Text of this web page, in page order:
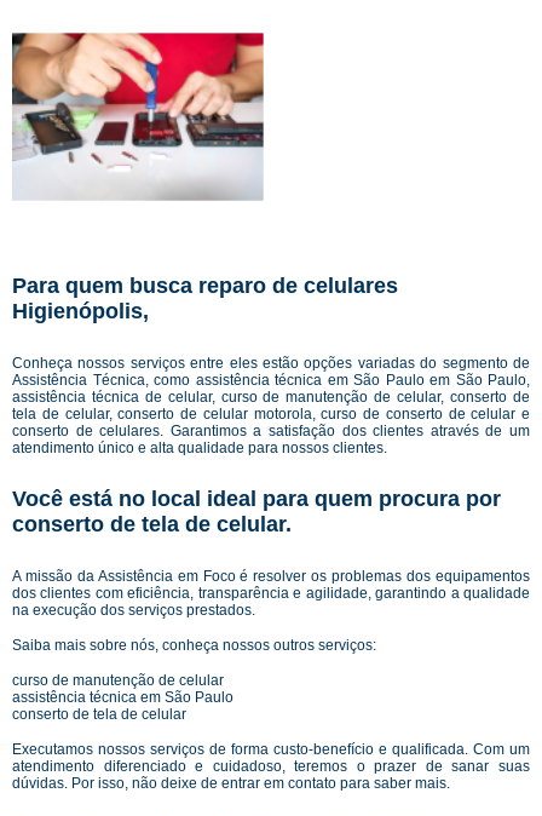
Para quem busca reparo de celulares
Higienópolis,
Conheça nossos serviços entre eles estão opções variadas do segmento de
Assistência Técnica, como assistência técnica em São Paulo em São Paulo,
assistência técnica de celular, curso de manutenção de celular, conserto de
tela de celular, conserto de celular motorola, curso de conserto de celular e
conserto de celulares. Garantimos a satisfação dos clientes através de um
atendimento único e alta qualidade para nossos clientes.
Você está no local ideal para quem procura por
conserto de tela de celular.
A missão da Assistência em Foco é resolver os problemas dos equipamentos
dos clientes com eficiência, transparência e agilidade, garantindo a qualidade
na execução dos serviços prestados.
Saiba mais sobre nós, conheça nossos outros serviços:
curso de manutenção de celular
assistência técnica em São Paulo
conserto de tela de celular
Executamos nossos serviços de forma custo-benefício e qualificada. Com um
atendimento diferenciado e cuidadoso, teremos o prazer de sanar suas
dúvidas. Por isso, não deixe de entrar em contato para saber mais.